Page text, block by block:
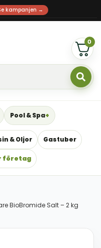
kampanjen →
0
Pool & Spa
& Oljor Gastuber
företag
BioBromide Salt – 2 kg